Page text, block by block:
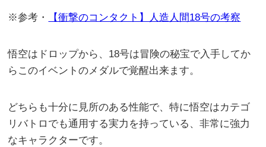
※参考・ 【衝撃のコンタクト】人造人間18号の考察
悟空はドロップから、18号は冒険の秘宝で入手してか
らこのイベントのメダルで覚醒出来ます。
どちらも十分に見所のある性能で、特に悟空はカテゴ
リバトロでも通用する実力を持っている、非常に強力
なキャラクターです。